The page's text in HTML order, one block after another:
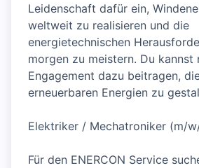
Leidenschaft dafür ein,
weltweit zu realisieren und die
energietechnischen
morgen zu meistern. Du kannst
Engagement dazu beitragen,
erneuerbaren Energien zu
Elektriker / Mechatroniker (m/
Für den ENERCON Service